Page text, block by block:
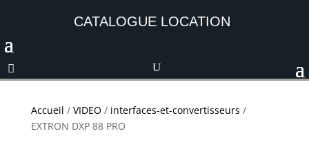
CATALOGUE LOCATION
Accueil / VIDEO / interfaces-et-convertisseurs /
EXTRON DXP 88 PRO